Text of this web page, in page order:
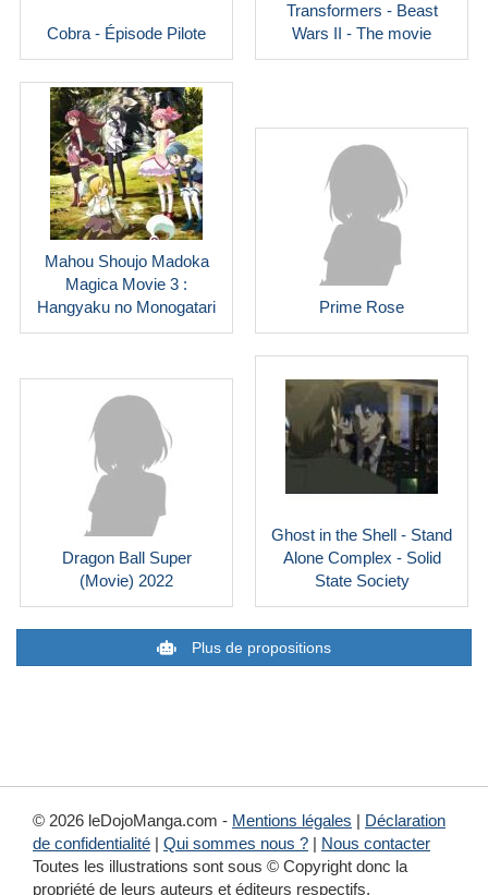
Cobra - Épisode Pilote
Transformers - Beast
Wars II - The movie
Mahou Shoujo Madoka
Magica Movie 3 :
Hangyaku no Monogatari
Prime Rose
Dragon Ball Super
(Movie) 2022
Ghost in the Shell - Stand
Alone Complex - Solid
State Society
Plus de propositions
© 2026 leDojoManga.com - Mentions légales | Déclaration
de confidentialité | Qui sommes nous ? | Nous contacter
Toutes les illustrations sont sous © Copyright donc la
propriété de leurs auteurs et éditeurs respectifs.